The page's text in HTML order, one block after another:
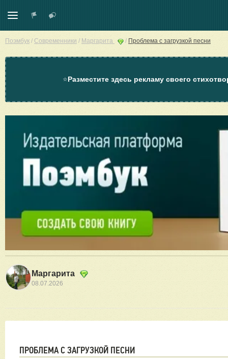
Поэмбук / Современники / Маргарита / Проблема с загрузкой песни
⭐Разместите здесь рекламу своего
Маргарита
08.07.2026
ПРОБЛЕМА С ЗАГРУЗКОЙ ПЕСНИ